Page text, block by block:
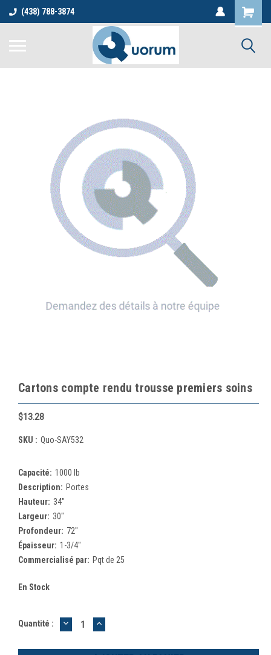
(438) 788-3874
Cartons compte rendu trousse premiers soins
$13.28
SKU : Quo-SAY532
Capacité: 1000 lb
Description: Portes
Hauteur: 34"
Largeur: 30"
Profondeur: 72"
Épaisseur: 1-3/4"
Commercialisé par: Pqt de 25
En Stock
Quantité : DIMINUER
LA
:
AUGMENTER
LA
: